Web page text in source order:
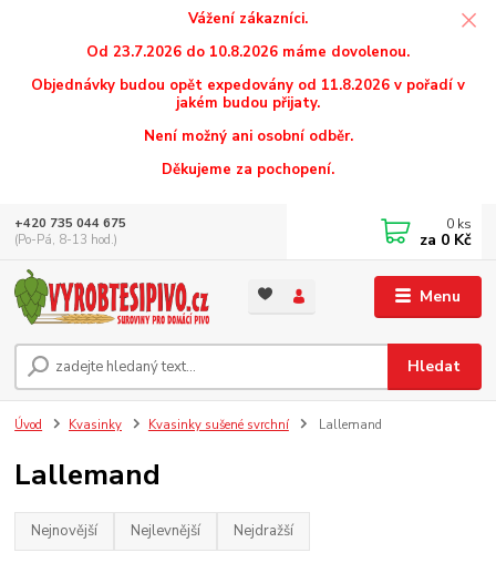
Vážení zákazníci.
Od 23.7.2026 do 10.8.2026 máme dovolenou.
Objednávky budou opět expedovány od 11.8.2026 v pořadí v
jakém budou přijaty.
Není možný ani osobní odběr.
Děkujeme za pochopení.
Menu
Hledat
+420 735 044 675
(Po-Pá, 8-13 hod.)
0 ks
za 0 Kč
Úvod Kvasinky Kvasinky sušené svrchní Lallemand
Lallemand
Nejnovější Nejlevnější Nejdražší